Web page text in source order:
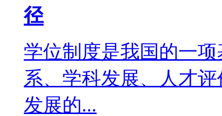
径
学位制度是我国的一
系、学科发展、人才
发展的...